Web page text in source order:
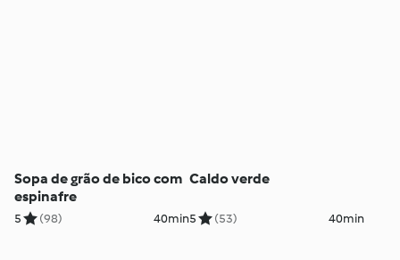
Sopa de grão de bico com
espinafre
5 (98) 40min
Caldo verde
5 (53) 40min